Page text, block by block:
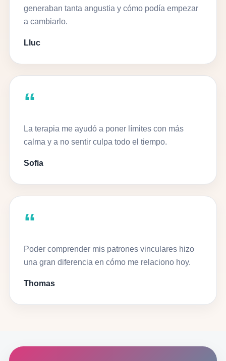
generaban tanta angustia y cómo podía empezar
a cambiarlo.
Lluc
“
La terapia me ayudó a poner límites con más
calma y a no sentir culpa todo el tiempo.
Sofia
“
Poder comprender mis patrones vinculares hizo
una gran diferencia en cómo me relaciono hoy.
Thomas